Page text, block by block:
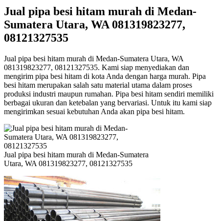
Jual pipa besi hitam murah di Medan-
Sumatera Utara, WA 081319823277,
08121327535
Jual pipa besi hitam murah di Medan-Sumatera Utara, WA
081319823277, 08121327535. Kami siap menyediakan dan
mengirim pipa besi hitam di kota Anda dengan harga murah. Pipa
besi hitam merupakan salah satu material utama dalam proses
produksi industri maupun rumahan. Pipa besi hitam sendiri memiliki
berbagai ukuran dan ketebalan yang bervariasi. Untuk itu kami siap
mengirimkan sesuai kebutuhan Anda akan pipa besi hitam.
Jual pipa besi hitam murah di Medan-Sumatera
Utara, WA 081319823277, 08121327535